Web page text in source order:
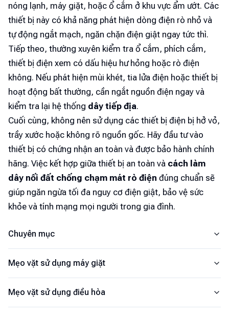
Chuyên mục
Mẹo vặt sử dụng máy giặt
Mẹo vặt sử dụng điều hòa
nóng lạnh, máy giặt, hoặc ổ cắm ở khu vực ẩm ướt. Các
thiết bị này có khả năng phát hiện dòng điện rò nhỏ và
tự động ngắt mạch, ngăn chặn điện giật ngay tức thì.
Tiếp theo, thường xuyên kiểm tra ổ cắm, phích cắm,
thiết bị điện xem có dấu hiệu hư hỏng hoặc rò điện
không. Nếu phát hiện mùi khét, tia lửa điện hoặc thiết bị
hoạt động bất thường, cần ngắt nguồn điện ngay và
kiểm tra lại hệ thống dây tiếp địa.
Cuối cùng, không nên sử dụng các thiết bị điện bị hở vỏ,
trầy xước hoặc không rõ nguồn gốc. Hãy đầu tư vào
thiết bị có chứng nhận an toàn và được bảo hành chính
hãng. Việc kết hợp giữa thiết bị an toàn và cách làm
dây nối đất chống chạm mát rò điện đúng chuẩn sẽ
giúp ngăn ngừa tối đa nguy cơ điện giật, bảo vệ sức
khỏe và tính mạng mọi người trong gia đình.